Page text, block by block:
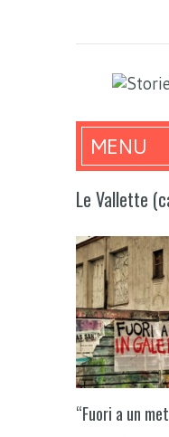
MENU
Le Vallette
“Fuori a un